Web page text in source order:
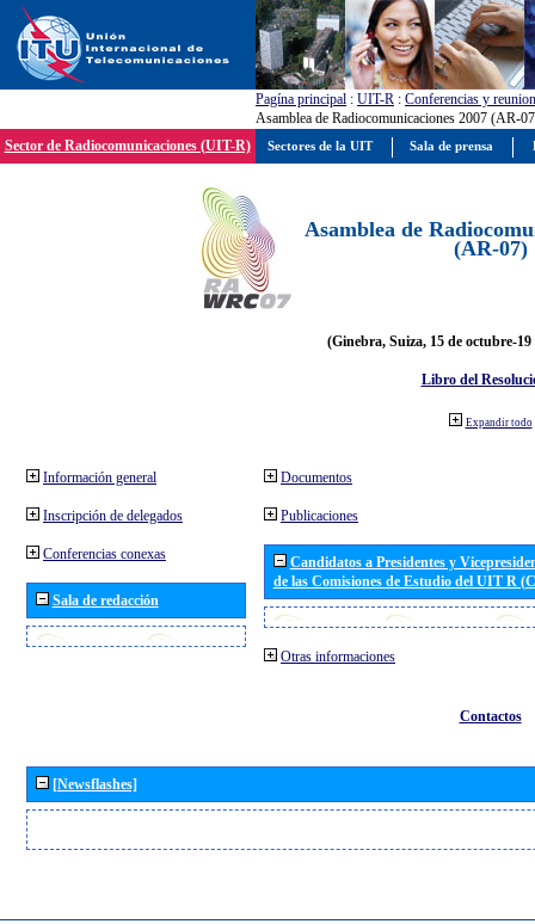
Pagína principal : UIT-R : Conferencias y
Asamblea de Radiocomunicaciones 2007 (AR-
Sector de Radiocomunicaciones (UIT-R)
Asamblea de
(AR-07)
(Ginebra, Suiza, 15 de octubre-19
Libro del
Expandir todo
Información general
Inscripción de delegados
Conferencias conexas
Sala de redacción
Documentos
Publicaciones
Candidatos a Presidentes y
de las Comisiones de Estudio del UIT R
Otras informaciones
Contactos
[Newsflashes]
Sectores de la UIT Sala de prensa